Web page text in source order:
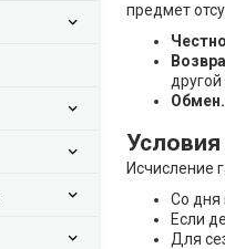
предмет
Обмен.
Условия
Исчисление
Со дня
Если
Для